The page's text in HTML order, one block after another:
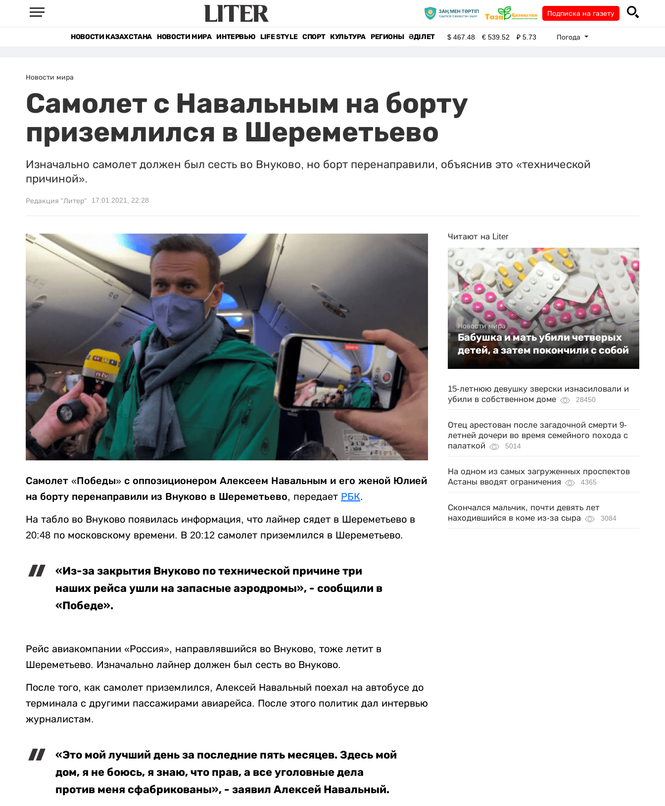
Подписка на газету
НОВОСТИ КАЗАХСТАНА НОВОСТИ МИРА ИНТЕРВЬЮ LIFE STYLE СПОРТ КУЛЬТУРА РЕГИОНЫ ӘДІЛЕТ $467.48 €539.52 ₽5.73 Погода
Новости мира
Самолет с Навальным на борту
приземлился в Шереметьево
Изначально самолет должен был сесть во Внуково, но борт перенаправили, объяснив это «технической
причиной».
Редакция "Литер" 17.01.2021, 22:28
Самолет «Победы» с оппозиционером Алексеем Навальным и его женой Юлией
на борту перенаправили из Внуково в Шереметьево, передает РБК.
На табло во Внуково появилась информация, что лайнер сядет в Шереметьево в
20:48 по московскому времени. В 20:12 самолет приземлился в Шереметьево.
«Из-за закрытия Внуково по технической причине три
наших рейса ушли на запасные аэродромы», - сообщили в
«Победе».
Рейс авиакомпании «Россия», направлявшийся во Внуково, тоже летит в
Шереметьево. Изначально лайнер должен был сесть во Внуково.
После того, как самолет приземлился, Алексей Навальный поехал на автобусе до
терминала с другими пассажирами авиарейса. После этого политик дал интервью
журналистам.
«Это мой лучший день за последние пять месяцев. Здесь мой
дом, я не боюсь, я знаю, что прав, а все уголовные дела
против меня сфабрикованы», - заявил Алексей Навальный.
Читают на Liter
Новости мира
Бабушка и мать убили четверых
детей, а затем покончили с собой
15-летнюю девушку зверски изнасиловали и
убили в собственном доме
28450
Отец арестован после загадочной смерти 9-
летней дочери во время семейного похода с
палаткой
5014
На одном из самых загруженных проспектов
Астаны вводят ограничения
4365
Скончался мальчик, почти девять лет
находившийся в коме из-за сыра
3084